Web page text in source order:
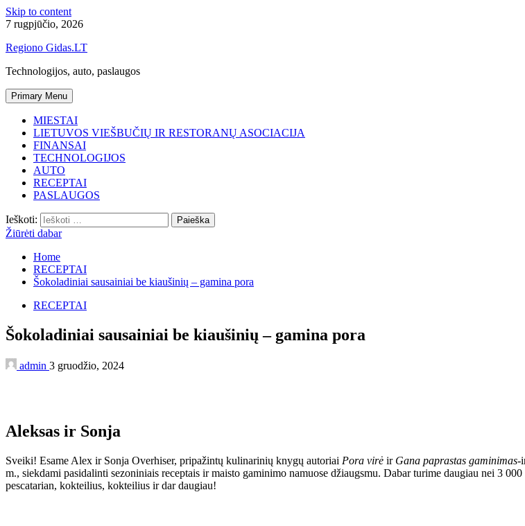
Skip to content
7 rugpjūčio, 2026
Regiono Gidas.LT
Technologijos, auto, paslaugos
Primary Menu
MIESTAI
LIETUVOS VIEŠBUČIŲ IR RESTORANŲ ASOCIACIJA
FINANSAI
TECHNOLOGIJOS
AUTO
RECEPTAI
PASLAUGOS
Ieškoti:
Žiūrėti dabar
Home
RECEPTAI
Šokoladiniai sausainiai be kiaušinių – gamina pora
RECEPTAI
Šokoladiniai sausainiai be kiaušinių – gamina pora
admin 3 gruodžio, 2024
Aleksas ir Sonja
Sveiki! Esame Alex ir Sonja Overhiser, pripažintų kulinarinių knygų autoriai Pora virė ir Gana paprastas gaminimas-
m., siekdami pasidalinti sezoniniais receptais ir maisto gaminimo namuose džiaugsmu. Dabar turime daugiau nei 3
pescatarian, kokteilius, kokteilius ir dar daugiau!